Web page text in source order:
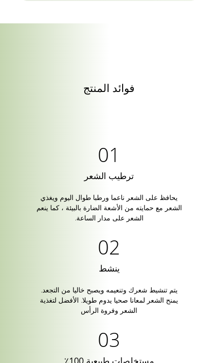
فوائد المنتج
ترطيب الشعر
يحافظ على الشعر ناعما ورطبا طوال اليوم ويغذي
الشعر مع حمايته من الأشعة الضارة بالبيئة ، كما ينعم
الشعر على مدار الساعة.
ينشط
يتم تنشيط شعرك وتنعيمه ويصبح خاليا من التجعد.
يمنح الشعر لمعانا صحيا يدوم طويلا. الأفضل لتغذية
الشعر وفروة الرأس